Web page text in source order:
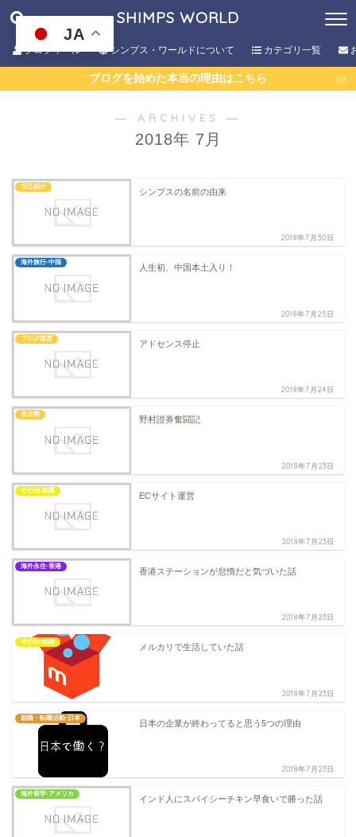
SHIMPS WORLD
プロフィール シンプス・ワールドについて カテゴリ一覧
ブログを始めた本当の理由はこちら
― ARCHIVES ―
2018年 7月
自己紹介
シンプスの名前の由来
2018年7月30日
海外旅行-中国
人生初、中国本土入り！
2018年7月25日
ブログ運営
アドセンス停止
2018年7月24日
未分類
野村證券奮闘記
2018年7月23日
その他-副業
ECサイト運営
2018年7月23日
海外永住-香港
香港ステーションが怠惰だと気づいた話
2018年7月23日
その他-副業
メルカリで生活していた話
2018年7月23日
就職・転職活動-日本
日本の企業が終わってると思う5つの理由
2018年7月23日
海外留学-アメリカ
インド人にスパイシーチキン早食いで勝った話
JA